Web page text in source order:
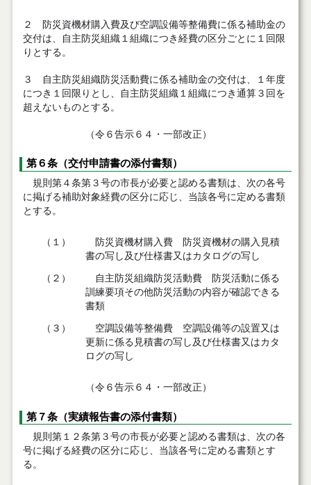
２ 防災資機材購入費及び空調設備等整備費に係る補助金の
交付は、自主防災組織１組織につき経費の区分ごとに１回限
りとする。
３ 自主防災組織防災活動費に係る補助金の交付は、１年度
につき１回限りとし、自主防災組織１組織につき通算３回を
超えないものとする。
（令６告示６４・一部改正）
第６条（交付申請書の添付書類）
規則第４条第３号の市長が必要と認める書類は、次の各号
に掲げる補助対象経費の区分に応じ、当該各号に定める書類
とする。
（１）
防災資機材購入費 防災資機材の購入見積
書の写し及び仕様書又はカタログの写し
（２）
自主防災組織防災活動費 防災活動に係る
訓練要項その他防災活動の内容が確認できる
書類
（３）
空調設備等整備費 空調設備等の設置又は
更新に係る見積書の写し及び仕様書又はカタ
ログの写し
（令６告示６４・一部改正）
第７条（実績報告書の添付書類）
規則第１２条第３号の市長が必要と認める書類は、次の各
号に掲げる経費の区分に応じ、当該各号に定める書類とす
る。